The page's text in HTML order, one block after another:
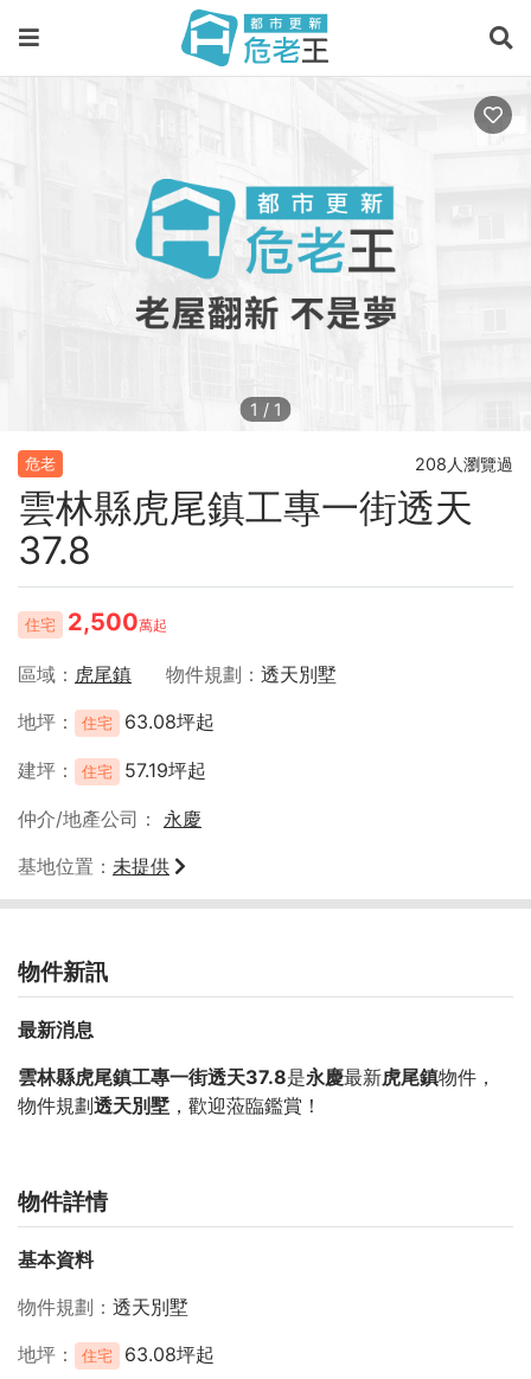
1 / 1
危老 208人瀏覽過
雲林縣虎尾鎮工專一街透天
37.8
住宅 2,500萬起
區域 虎尾鎮 物件規劃
透天別墅
地坪
住宅 63.08坪起
建坪 住宅 57.19坪起
仲介/地產公司
永慶
基地位置
未提供
物件新訊
最新消息
雲林縣虎尾鎮工專一街透天37.8是永慶最新虎尾鎮物件，
物件規劃透天別墅 ，歡迎蒞臨鑑賞！
物件詳情
基本資料
物件規劃
透天別墅
地坪
住宅 63.08坪起